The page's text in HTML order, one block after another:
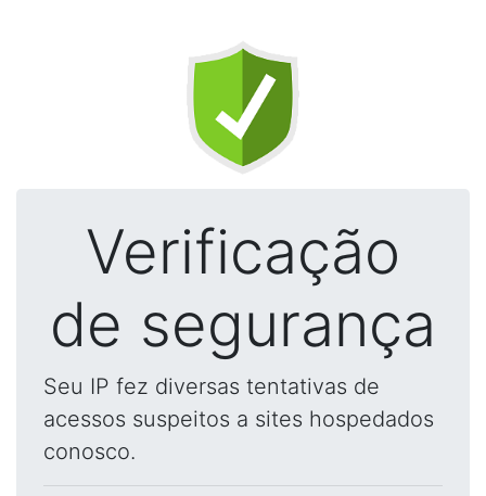
Verificação
de segurança
Seu IP fez diversas tentativas de
acessos suspeitos a sites hospedados
conosco.